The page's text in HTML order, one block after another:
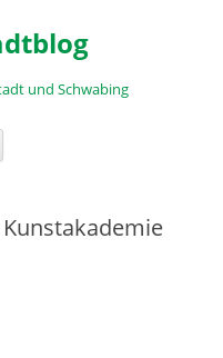
und Schwabing